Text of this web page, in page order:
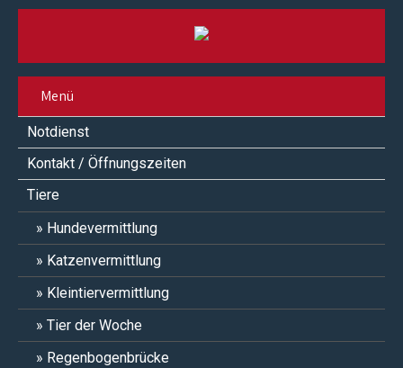
Menü
Notdienst
Kontakt / Öffnungszeiten
Tiere
Hundevermittlung
Katzenvermittlung
Kleintiervermittlung
Tier der Woche
Regenbogenbrücke